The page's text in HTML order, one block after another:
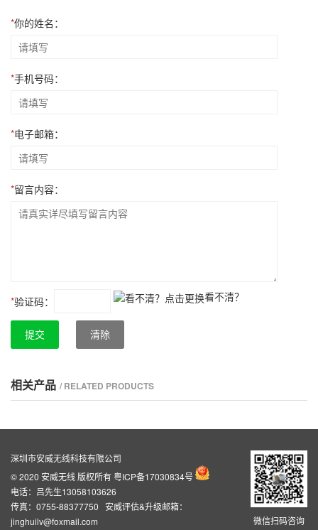
*你的姓名：
*手机号码：
*电子邮箱：
*留言内容：
*验证码： 看不清？
提交 清除
相关产品 / RELATED PRODUCTS
微信扫码咨询
深圳市安威无线科技有限公司
© 2020 安威无线 版权所有粤ICP备17030834号
电话：吕先生13058103626
传真：0755-88377750 安威评估&升级邮箱：
jinghuilv@foxmail.com